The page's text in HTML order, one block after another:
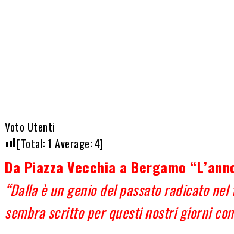
Voto Utenti
[Total:1 Average: 4]
Da Piazza Vecchia a Bergamo
“Dalla è un genio del passato radicato
sembra scritto per questi nostri giorni